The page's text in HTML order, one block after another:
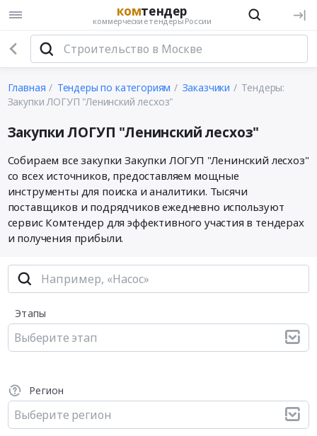
комтендер
коммерческие тендеры России
Главная Тендеры по категориям Заказчики
Тендеры:
Закупки ЛОГУП "Ленинский лесхоз"
Закупки ЛОГУП "Ленинский лесхоз"
Собираем все закупки Закупки ЛОГУП "Ленинский лесхоз"
со всех источников, предоставляем мощные
инструменты для поиска и аналитики. Тысячи
поставщиков и подрядчиков ежедневно используют
сервис Комтендер для эффективного участия в тендерах
и получения прибыли.
Этапы
Выберите этап
Регион
Выберите регион